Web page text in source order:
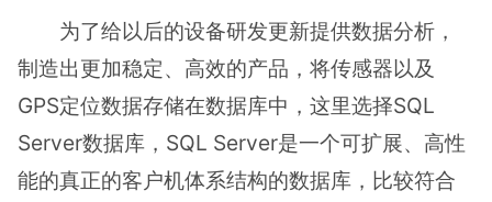
为了给以后的设备研发更新提供数据分析，
制造出更加稳定、高效的产品，将传感器以及
GPS定位数据存储在数据库中，这里选择SQL
Server数据库，SQL Server是一个可扩展、高性
能的真正的客户机体系结构的数据库，比较符合